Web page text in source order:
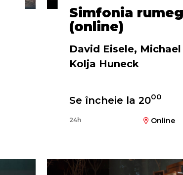
Simfonia
(online)
David Eisele,
Kolja Huneck
Se încheie la 2000
24h Online